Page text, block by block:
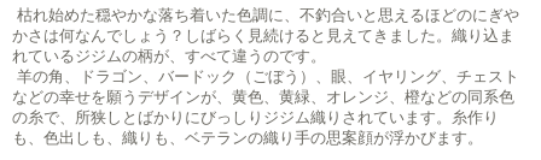
枯れ始めた穏やかな落ち着いた色調に、不釣合いと思えるほどのにぎや
かさは何なんでしょう？しばらく見続けると見えてきました。織り込ま
れているジジムの柄が、すべて違うのです。
羊の角、ドラゴン、バードック（ごぼう）、眼、イヤリング、チェスト
などの幸せを願うデザインが、黄色、黄緑、オレンジ、橙などの同系色
の糸で、所狭しとばかりにびっしりジジム織りされています。糸作り
も、色出しも、織りも、ベテランの織り手の思案顔が浮かびます。